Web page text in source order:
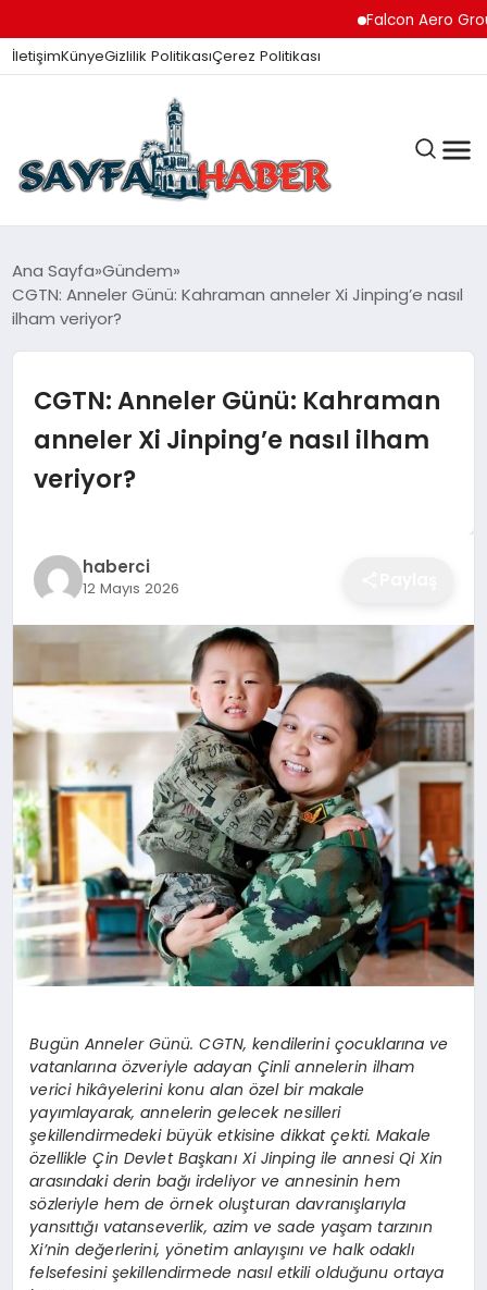
Falcon Aero Group,
İletişimKünyeGizlilik PolitikasıÇerez Politikası
ANA SAYFA
GÜNDEM
İZMIR HABERLERI
EKONOMI
YAŞAM
DIĞER
Ana Sayfa Gündem
CGTN: Anneler Günü: Kahraman anneler Xi Jinping’e nasıl
ilham veriyor?
CGTN: Anneler Günü: Kahraman
anneler Xi Jinping’e nasıl ilham
veriyor?
haberci
12 Mayıs 2026
Bugün Anneler Günü. CGTN, kendilerini çocuklarına ve
vatanlarına özveriyle adayan Çinli annelerin ilham
verici hikâyelerini konu alan özel bir makale
yayımlayarak, annelerin gelecek nesilleri
şekillendirmedeki büyük etkisine dikkat çekti. Makale
özellikle Çin Devlet Başkanı Xi Jinping ile annesi Qi Xin
arasındaki derin bağı irdeliyor ve annesinin hem
sözleriyle hem de örnek oluşturan davranışlarıyla
yansıttığı vatanseverlik, azim ve sade yaşam tarzının
Xi’nin değerlerini, yönetim anlayışını ve halk odaklı
felsefesini şekillendirmede nasıl etkili olduğunu ortaya